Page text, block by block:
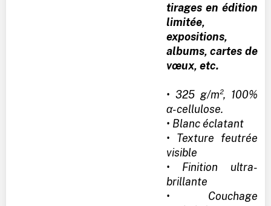
tirages en édition
limitée,
expositions,
albums, cartes de
vœux, etc.
• 325 g/m², 100%
α-cellulose.
• Blanc éclatant
• Texture feutrée
visible
• Finition ultra-
brillante
• Couchage